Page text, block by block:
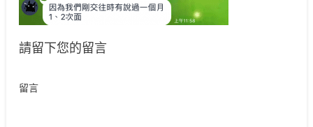
請留下您的留言
留言